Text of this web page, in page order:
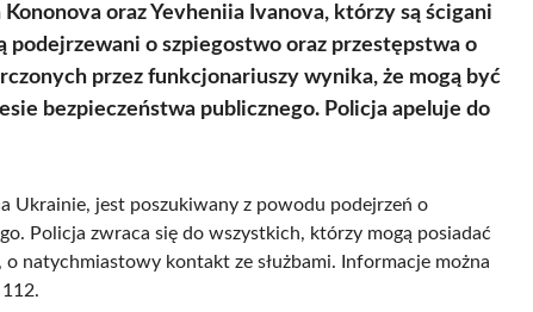
oraz Yevheniia Ivanova, którzy są ścigani
podejrzewani o szpiegostwo oraz przestępstwa o
przez funkcjonariuszy wynika, że mogą być
bezpieczeństwa publicznego. Policja apeluje do
Ukrainie, jest poszukiwany z powodu podejrzeń o
Policja zwraca się do wszystkich, którzy mogą posiadać
natychmiastowy kontakt ze służbami. Informacje można